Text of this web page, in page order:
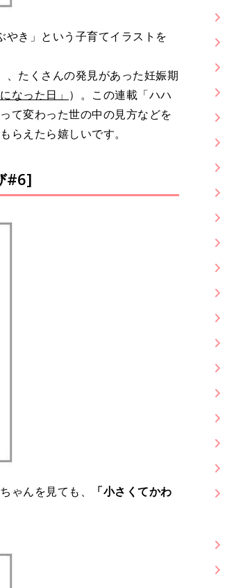
き」という子育てイラストを
、たくさんの発見があった妊娠期
なった日」 ）。この連載「ハハ
て変わった世の中の見方などを
らえたら嬉しいです。
#6]
ゃんを見ても、
「小さくてかわ